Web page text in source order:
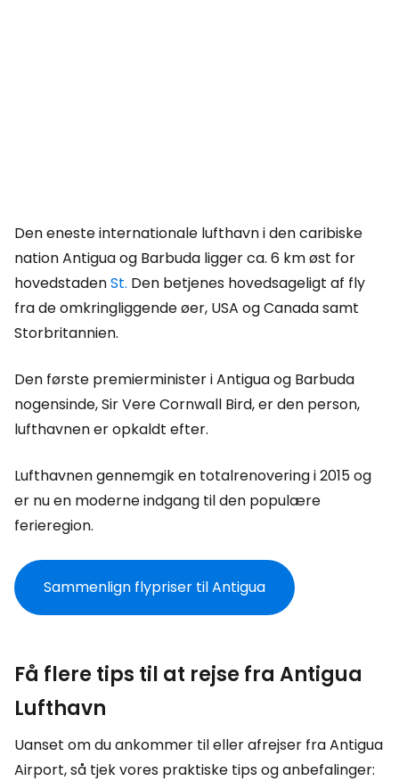
Den eneste internationale lufthavn i den caribiske
nation Antigua og Barbuda ligger ca. 6 km øst for
hovedstadenSt. Den betjenes hovedsageligt af fly
fra de omkringliggende øer, USA og Canada samt
Storbritannien.
Den første premierminister i Antigua og Barbuda
nogensinde, Sir Vere Cornwall Bird, er den person,
lufthavnen er opkaldt efter.
Lufthavnen gennemgik en totalrenovering i 2015 og
er nu en moderne indgang til den populære
ferieregion.
Sammenlign flypriser til Antigua
Få flere tips til at rejse fra Antigua
Lufthavn
Uanset om du ankommer til eller afrejser fra Antigua
Airport, så tjek vores praktiske tips og anbefalinger: